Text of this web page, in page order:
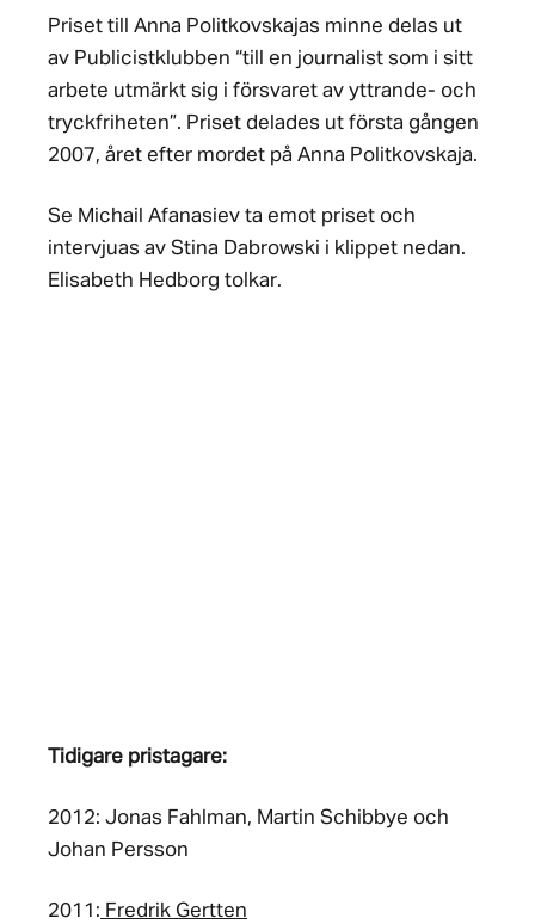
Priset till Anna Politkovskajas minne delas ut
av Publicistklubben “till en journalist som i sitt
arbete utmärkt sig i försvaret av yttrande- och
tryckfriheten”. Priset delades ut första gången
2007, året efter mordet på Anna Politkovskaja.
Se Michail Afanasiev ta emot priset och
intervjuas av Stina Dabrowski i klippet nedan.
Elisabeth Hedborg tolkar.
Tidigare pristagare:
2012: Jonas Fahlman, Martin Schibbye och
Johan Persson
2011: Fredrik Gertten